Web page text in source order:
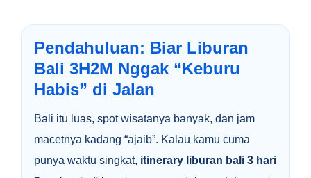
Pendahuluan: Biar Liburan
Bali 3H2M Nggak “Keburu
Habis” di Jalan
Bali itu luas, spot wisatanya banyak, dan jam
macetnya kadang “ajaib”. Kalau kamu cuma
punya waktu singkat, itinerary liburan bali 3 hari